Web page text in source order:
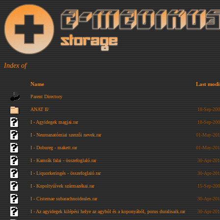
Index of
Name Last
Parent Directory
ANAT II/ 18-Sep-
I - Agyidegek magjai.rar 18-Sep-
I - Neuroanatómiai szerzői nevek.rar 01-May-
I - Dobureg - makett.rar 01-May-
I - Kamrák falai - összefoglaló.rar 30-Apr-
I - Liquorkeringés - összefoglaló.rar 30-Apr-
I - Kopoltyúívek származékai.rar 15-Sep-
I - Cisternae subarachnoideales.rar 30-Apr-
I - Az agyidegek kilépési helye az agyból és a koponyából, porus duralisaik.rar 30-Apr-